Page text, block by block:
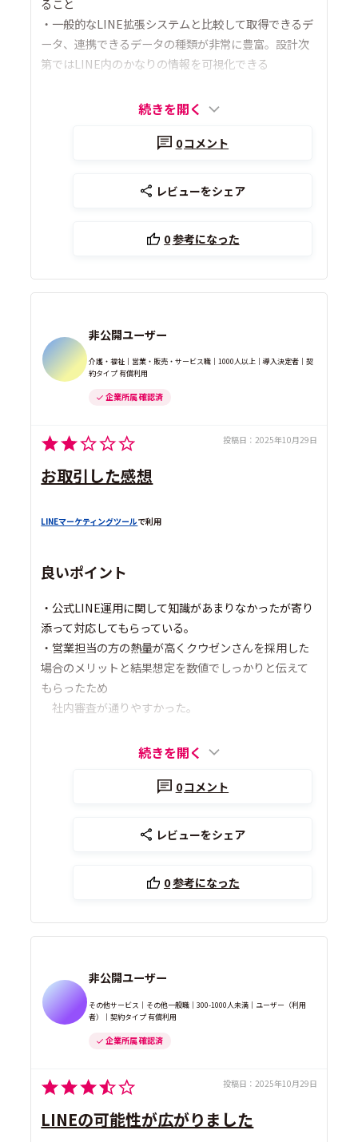
ること
・一般的なLINE拡張システムと比較して取得できるデ
ータ、連携できるデータの種類が非常に豊富。設計次
第ではLINE内のかなりの情報を可視化できる
続きを開く
0コメント
レビューをシェア
0参考になった
非公開ユーザー
介護・福祉｜営業・販売・サービス職｜1000人以上｜導入決定者｜契
約タイプ 有償利用
企業所属 確認済
投稿日： 2025年10月29日
お取引した感想
LINEマーケティングツールで利用
良いポイント
・公式LINE運用に関して知識があまりなかったが寄り
添って対応してもらっている。
・営業担当の方の熱量が高くクウゼンさんを採用した
場合のメリットと結果想定を数値でしっかりと伝えて
もらったため
社内審査が通りやすかった。
続きを開く
0コメント
レビューをシェア
0参考になった
非公開ユーザー
その他サービス｜その他一般職｜300-1000人未満｜ユーザー（利用
者）｜契約タイプ 有償利用
企業所属 確認済
投稿日： 2025年10月29日
LINEの可能性が広がりました